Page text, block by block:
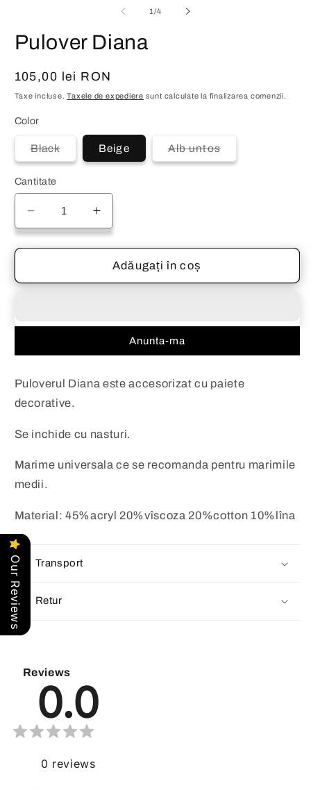
o
fereastră
1/din
4
Pulover Diana
Preț
obișnuit
105,00 lei RON
Taxe incluse.Taxele de expediere sunt calculate la finalizarea comenzii.
Color
BlackVarianta
are
stocul
indisponibilă
Beige Alb untosVarianta
are
stocul
Cantitate
Reduceți
cantitatea
pentru
Diana
Creșteți
cantitatea
pentru
Pulover
Diana
Adăugați în coș
Anunta-ma
Puloverul Diana este accesorizat cu paiete
decorative.
Se inchide cu nasturi.
Marime universala ce se recomanda pentru marimile
medii.
Material: 45%acryl 20%vîscoza 20%cotton 10%lîna
Transport
Retur
Reviews
0.0
0 reviews
Our Reviews